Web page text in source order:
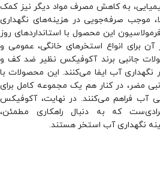
به کاهش مصرف مواد دیگر نیز کمک
موجب صرفه‌جویی در هزینه‌های نگهداری
این محصول با استانداردهای روز
آن برای انواع استخرهای خانگی، عمومی و
جانبی برند آکوفیکس نظیر ضد کف و
آب ایفا می‌کنند. این محصولات با
مضر، در کنار هم یک مجموعه کامل برای
آب فراهم می‌کنند. در نهایت، آکوفیکس
که به دنبال راهکاری مطمئن،
نگهداری آب استخر هستند.